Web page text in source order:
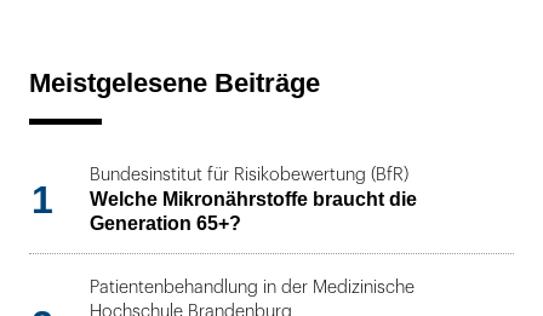
Meistgelesene Beiträge
1
Bundesinstitut für Risikobewertung (BfR)
Welche Mikronährstoffe braucht die
Generation 65+?
Patientenbehandlung in der Medizinische
Hochschule Brandenburg